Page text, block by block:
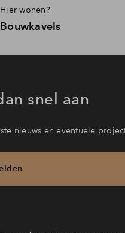
Hier wonen?
Bouwkavels
snel aan
nieuws en eventuele
ons op